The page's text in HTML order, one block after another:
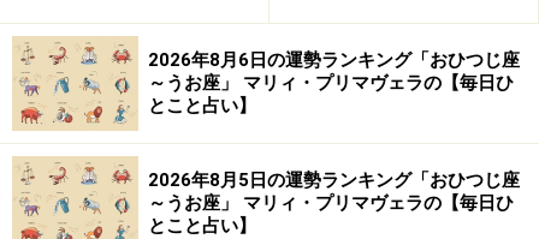
2026年8月6日の運勢ランキング「おひつじ座
～うお座」 マリィ・プリマヴェラの【毎日ひ
とこと占い】
2026年8月5日の運勢ランキング「おひつじ座
～うお座」 マリィ・プリマヴェラの【毎日ひ
とこと占い】